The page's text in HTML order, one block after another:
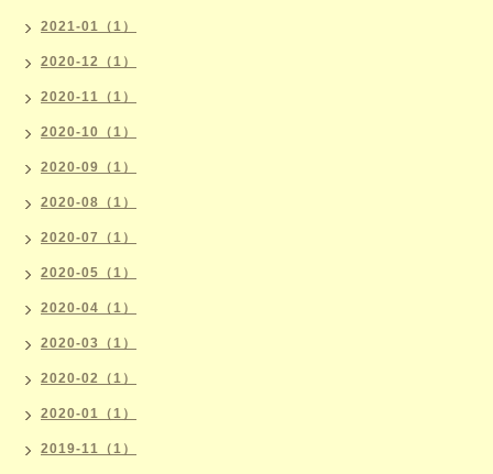
2021-01（1）
2020-12（1）
2020-11（1）
2020-10（1）
2020-09（1）
2020-08（1）
2020-07（1）
2020-05（1）
2020-04（1）
2020-03（1）
2020-02（1）
2020-01（1）
2019-11（1）